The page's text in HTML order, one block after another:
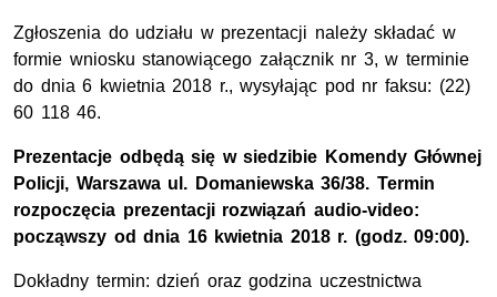
Zgłoszenia do udziału w prezentacji należy składać w
formie wniosku stanowiącego załącznik nr 3, w terminie
do dnia 6 kwietnia 2018 r., wysyłając pod nr faksu: (22)
60 118 46.
Prezentacje odbędą się w siedzibie Komendy Głównej
Policji, Warszawa ul. Domaniewska 36/38. Termin
rozpoczęcia prezentacji rozwiązań audio-video:
począwszy od dnia 16 kwietnia 2018 r. (godz. 09:00).
Dokładny termin: dzień oraz godzina uczestnictwa